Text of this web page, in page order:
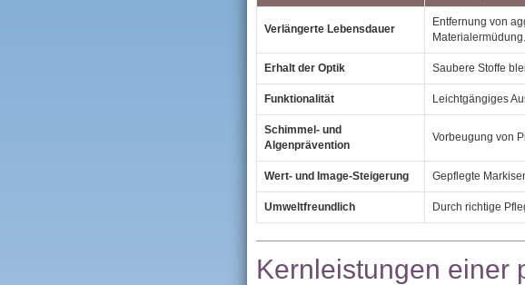
Verlängerte Lebensdauer
Entfernung von
Materialermüdung.
Erhalt der Optik Saubere Stoffe
Funktionalität Leichtgängiges
Schimmel‑ und
Algenprävention
Vorbeugung von
Wert‑ und Image‑Steigerung Gepflegte
Umweltfreundlich Durch richtige
Kernleistungen einer